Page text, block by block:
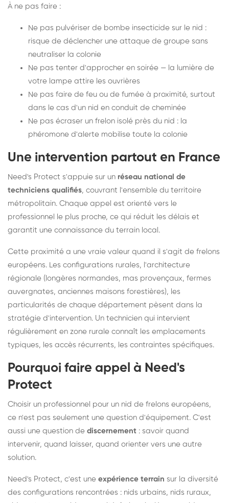
À ne pas faire :
Ne pas pulvériser de bombe insecticide sur le nid :
risque de déclencher une attaque de groupe sans
neutraliser la colonie
Ne pas tenter d'approcher en soirée — la lumière de
votre lampe attire les ouvrières
Ne pas faire de feu ou de fumée à proximité, surtout
dans le cas d'un nid en conduit de cheminée
Ne pas écraser un frelon isolé près du nid : la
phéromone d'alerte mobilise toute la colonie
Une intervention partout en France
Need's Protect s'appuie sur un réseau national de
techniciens qualifiés, couvrant l'ensemble du territoire
métropolitain. Chaque appel est orienté vers le
professionnel le plus proche, ce qui réduit les délais et
garantit une connaissance du terrain local.
Cette proximité a une vraie valeur quand il s'agit de frelons
européens. Les configurations rurales, l'architecture
régionale (longères normandes, mas provençaux, fermes
auvergnates, anciennes maisons forestières), les
particularités de chaque département pèsent dans la
stratégie d'intervention. Un technicien qui intervient
régulièrement en zone rurale connaît les emplacements
typiques, les accès récurrents, les contraintes spécifiques.
Pourquoi faire appel à Need's
Protect
Choisir un professionnel pour un nid de frelons européens,
ce n'est pas seulement une question d'équipement. C'est
aussi une question de discernement : savoir quand
intervenir, quand laisser, quand orienter vers une autre
solution.
Need's Protect, c'est une expérience terrain sur la diversité
des configurations rencontrées : nids urbains, nids ruraux,